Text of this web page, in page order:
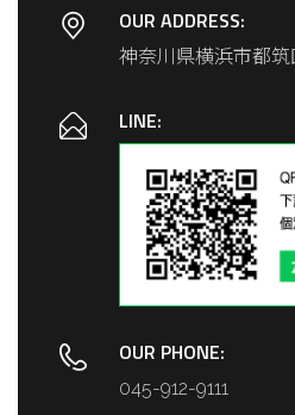
OUR ADDRESS:
神奈川県横浜市都筑
LINE:
OUR PHONE:
045-912-9111